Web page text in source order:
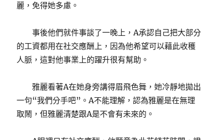
麗，免得她多慮。
事後他們就件事談了一晚上，A承認自己把大部分
的工資都用在社交應酬上，因為他希望可以藉此收穫
人脈，這對他事業上的躍升很有幫助。
雅麗看著A在她身旁講得眉飛色舞，她冷靜地拋出
一句“我們分手吧”。A不能理解，認為雅麗是在無理
取鬧，但雅麗清楚跟A是不會有未來的。